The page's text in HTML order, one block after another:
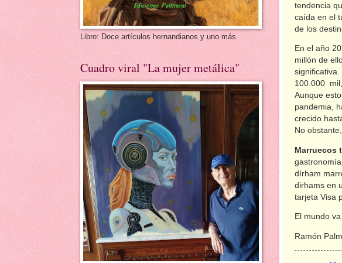
tendencia
caída en el
de los
En el año
millón de
100.000
Aunque
pandemia,
crecido
No
Marruecos
dírham
dirhams en
tarjeta Visa
El mundo
Ramón
Libro: Doce artículos hernandianos y uno más
Cuadro viral "La mujer metálica"